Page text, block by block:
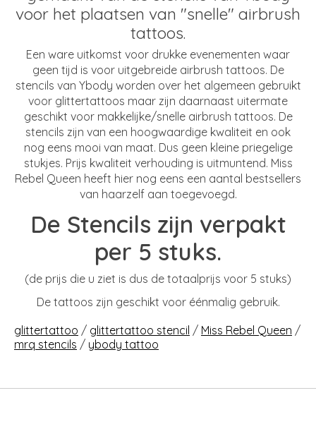
voor het plaatsen van "snelle" airbrush
tattoos.
Een ware uitkomst voor drukke evenementen waar
geen tijd is voor uitgebreide airbrush tattoos. De
stencils van Ybody worden over het algemeen gebruikt
voor glittertattoos maar zijn daarnaast uitermate
geschikt voor makkelijke/snelle airbrush tattoos. De
stencils zijn van een hoogwaardige kwaliteit en ook
nog eens mooi van maat. Dus geen kleine priegelige
stukjes. Prijs kwaliteit verhouding is uitmuntend. Miss
Rebel Queen heeft hier nog eens een aantal bestsellers
van haarzelf aan toegevoegd.
De Stencils zijn verpakt
per 5 stuks.
(de prijs die u ziet is dus de totaalprijs voor 5 stuks)
De tattoos zijn geschikt voor éénmalig gebruik.
glittertattoo / glittertattoo stencil / Miss Rebel Queen /
mrq stencils / ybody tattoo